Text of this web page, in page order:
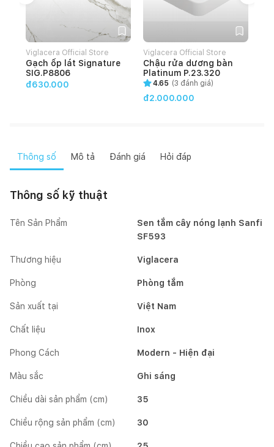
Viglacera Official Store
Gạch ốp lát Signature
SIG.P8806
đ630.000
Viglacera Official Store
Chậu rửa dương bàn
Platinum P.23.320
4.65 (3 đánh giá)
đ2.000.000
Thông số Mô tả Đánh giá Hỏi đáp
Thông số kỹ thuật
Tên Sản Phẩm
Sen tắm cây nóng lạnh Sanfi
SF593
Thương hiệu Viglacera
Phòng Phòng tắm
Sản xuất tại Việt Nam
Chất liệu Inox
Phong Cách Modern - Hiện đại
Màu sắc Ghi sáng
Chiều dài sản phẩm (cm) 35
Chiều rộng sản phẩm (cm) 30